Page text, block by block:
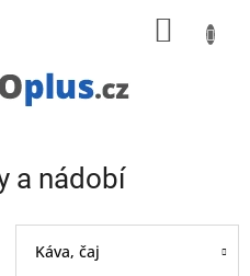
a nádobí
Káva, čaj